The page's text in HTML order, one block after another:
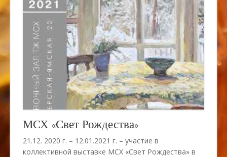
МСХ «Свет Рождества»
21.12. 2020 г. – 12.01.2021 г. – участие в
коллективной выставке МСХ «Свет Рождества» в